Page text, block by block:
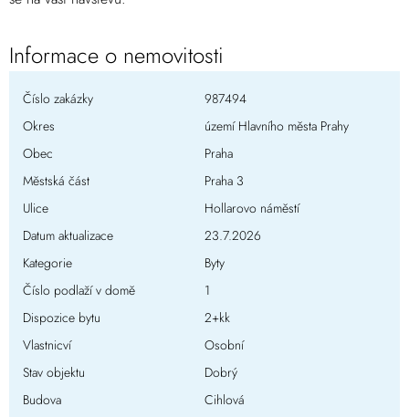
Informace o nemovitosti
Číslo zakázky
987494
Okres
území Hlavního města Prahy
Obec
Praha
Městská část
Praha 3
Ulice
Hollarovo náměstí
Datum aktualizace
23.7.2026
Kategorie
Byty
Číslo podlaží v domě
1
Dispozice bytu
2+kk
Vlastnicví
Osobní
Stav objektu
Dobrý
Budova
Cihlová